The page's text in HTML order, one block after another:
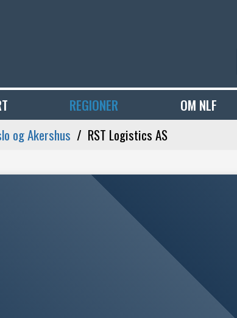
REGIONER OM NLF
og Akershus RST Logistics AS